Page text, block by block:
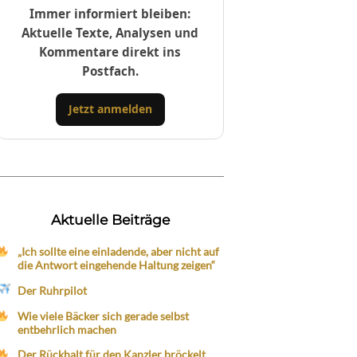
Immer informiert bleiben:
Aktuelle Texte, Analysen und
Kommentare direkt ins
Postfach.
Jetzt anmelden
Aktuelle Beiträge
„Ich sollte eine einladende, aber nicht auf
die Antwort eingehende Haltung zeigen“
Der Ruhrpilot
Wie viele Bäcker sich gerade selbst
entbehrlich machen